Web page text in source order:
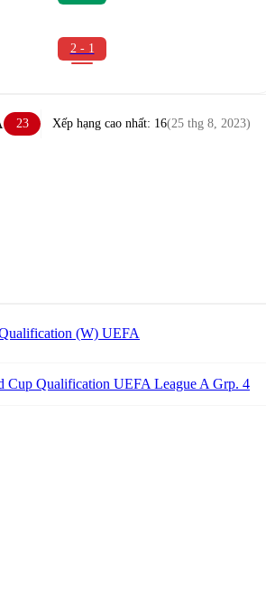
2 - 1
23 Xếp hạng cao nhất: 16(25 thg 8, 2023)
(W) UEFA
Cup Qualification UEFA League A Grp. 4